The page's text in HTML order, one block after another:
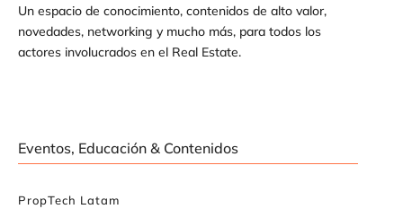
Un espacio de conocimiento, contenidos de alto valor,
novedades, networking y mucho más, para todos los
actores involucrados en el Real Estate.
Eventos, Educación & Contenidos
PropTech Latam